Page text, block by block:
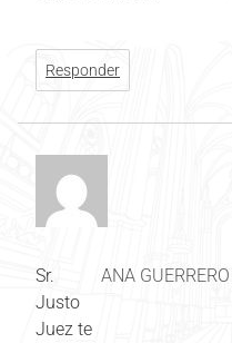
Responder
ANA GUERRERO
Sr.
Justo
Juez te